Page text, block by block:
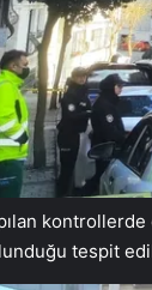
kontrollerde
tespit